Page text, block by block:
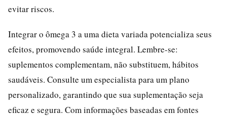
evitar riscos.
Integrar o ômega 3 a uma dieta variada potencializa seus
efeitos, promovendo saúde integral. Lembre-se:
suplementos complementam, não substituem, hábitos
saudáveis. Consulte um especialista para um plano
personalizado, garantindo que sua suplementação seja
eficaz e segura. Com informações baseadas em fontes